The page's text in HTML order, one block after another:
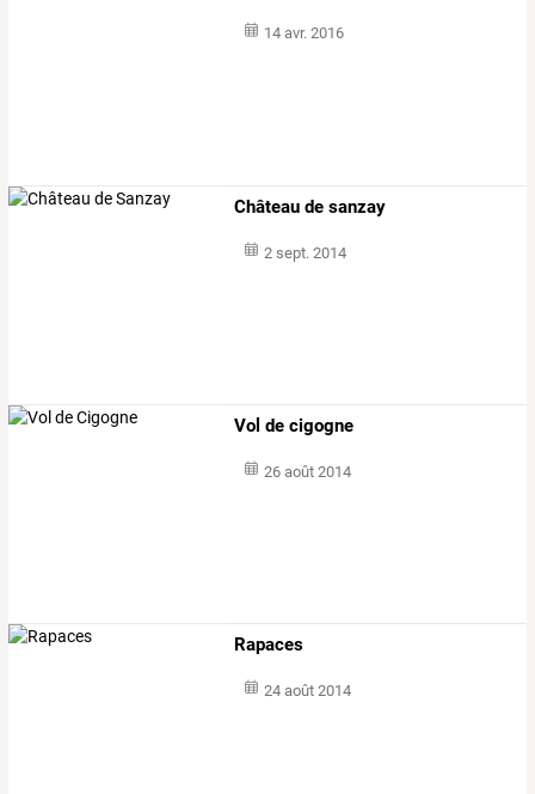
14 avr. 2016
Château de sanzay
2 sept. 2014
Vol de cigogne
26 août 2014
Rapaces
24 août 2014